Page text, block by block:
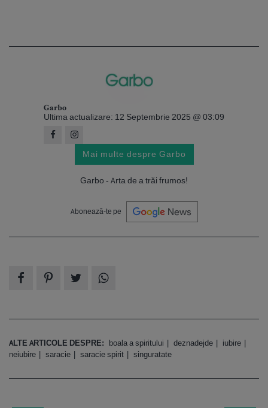
Garbo
Ultima actualizare: 12 Septembrie 2025 @ 03:09
Mai multe despre Garbo
Garbo - Arta de a trăi frumos!
Abonează-te pe
ALTE ARTICOLE DESPRE: boala a spiritului deznadejde
iubire
neiubire
saracie saracie spirit singuratate